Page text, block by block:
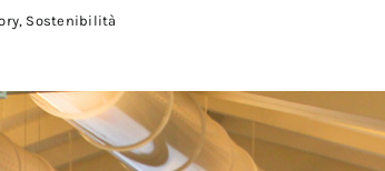
, Sostenibilità